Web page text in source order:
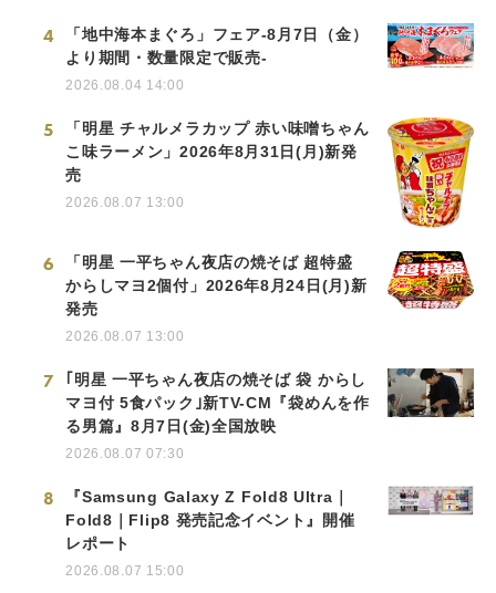
4
「地中海本まぐろ」フェア-8月7日（金）
より期間・数量限定で販売-
2026.08.04 14:00
5
「明星 チャルメラカップ 赤い味噌ちゃん
こ味ラーメン」2026年8月31日(月)新発
売
2026.08.07 13:00
6
「明星 一平ちゃん夜店の焼そば 超特盛
からしマヨ2個付」2026年8月24日(月)新
発売
2026.08.07 13:00
7
｢明星 一平ちゃん夜店の焼そば 袋 からし
マヨ付 5食パック｣新TV-CM『袋めんを作
る男篇』8月7日(金)全国放映
2026.08.07 07:30
8
『Samsung Galaxy Z Fold8 Ultra｜
Fold8｜Flip8 発売記念イベント』開催
レポート
2026.08.07 15:00